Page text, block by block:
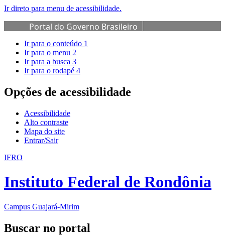
Ir direto para menu de acessibilidade.
Portal do Governo Brasileiro
Ir para o conteúdo 1
Ir para o menu 2
Ir para a busca 3
Ir para o rodapé 4
Opções de acessibilidade
Acessibilidade
Alto contraste
Mapa do site
Entrar/Sair
IFRO
Instituto Federal de Rondônia
Campus Guajará-Mirim
Buscar no portal